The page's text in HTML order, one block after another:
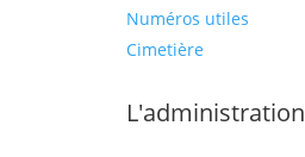
Numéros utiles
Cimetière
L'administration